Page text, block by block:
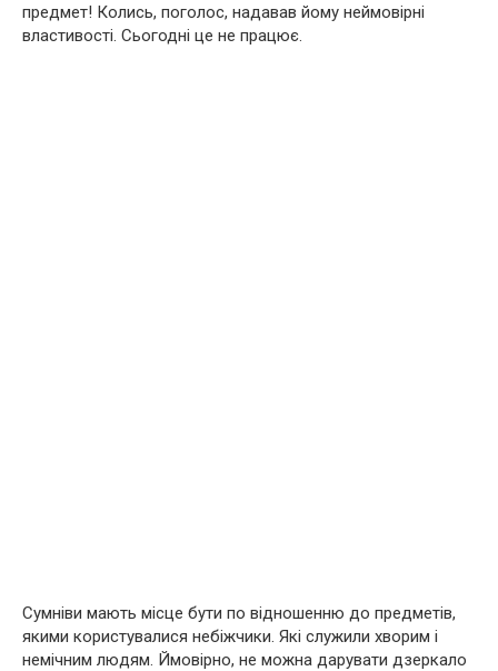
предмет! Колись, поголос, надавав йому неймовірні
властивості. Сьогодні це не працює.
Сумніви мають місце бути по відношенню до предметів,
якими користувалися небіжчики. Які служили хворим і
немічним людям. Ймовірно, не можна дарувати дзеркало